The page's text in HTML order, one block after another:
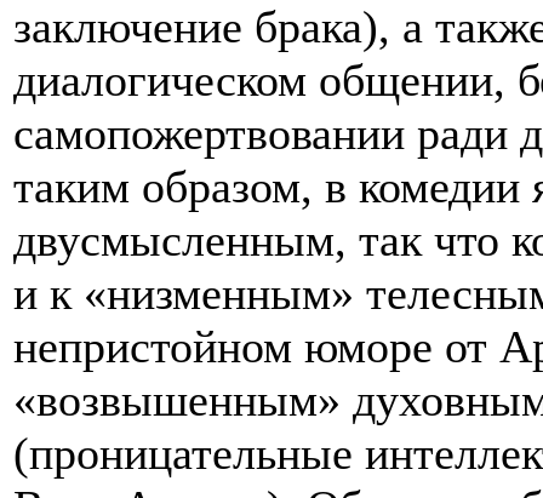
заключение брака), а
диалогическом общении,
самопожертвовании ради
таким образом, в комедии
двусмысленным, так что
и к «низменным»
непристойном юморе от
«возвышенным»
(проницательные